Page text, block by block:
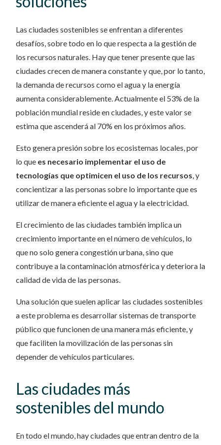
Las ciudades sostenibles se enfrentan a diferentes
desafíos, sobre todo en lo que respecta a la gestión de
los recursos naturales. Hay que tener presente que las
ciudades crecen de manera constante y que, por lo tanto,
la demanda de recursos como el agua y la energía
aumenta considerablemente. Actualmente el 53% de la
población mundial reside en ciudades, y este valor se
estima que ascenderá al 70% en los próximos años.
Esto genera presión sobre los ecosistemas locales, por
lo que es necesario implementar el uso de
tecnologías que optimicen el uso de los recursos, y
concientizar a las personas sobre lo importante que es
utilizar de manera eficiente el agua y la electricidad.
El crecimiento de las ciudades también implica un
crecimiento importante en el número de vehículos, lo
que no solo genera congestión urbana, sino que
contribuye a la contaminación atmosférica y deteriora la
calidad de vida de las personas.
Una solución que suelen aplicar las ciudades sostenibles
a este problema es desarrollar sistemas de transporte
público que funcionen de una manera más eficiente, y
que faciliten la movilización de las personas sin
depender de vehículos particulares.
Las ciudades más
sostenibles del mundo
En todo el mundo, hay ciudades que entran dentro de la